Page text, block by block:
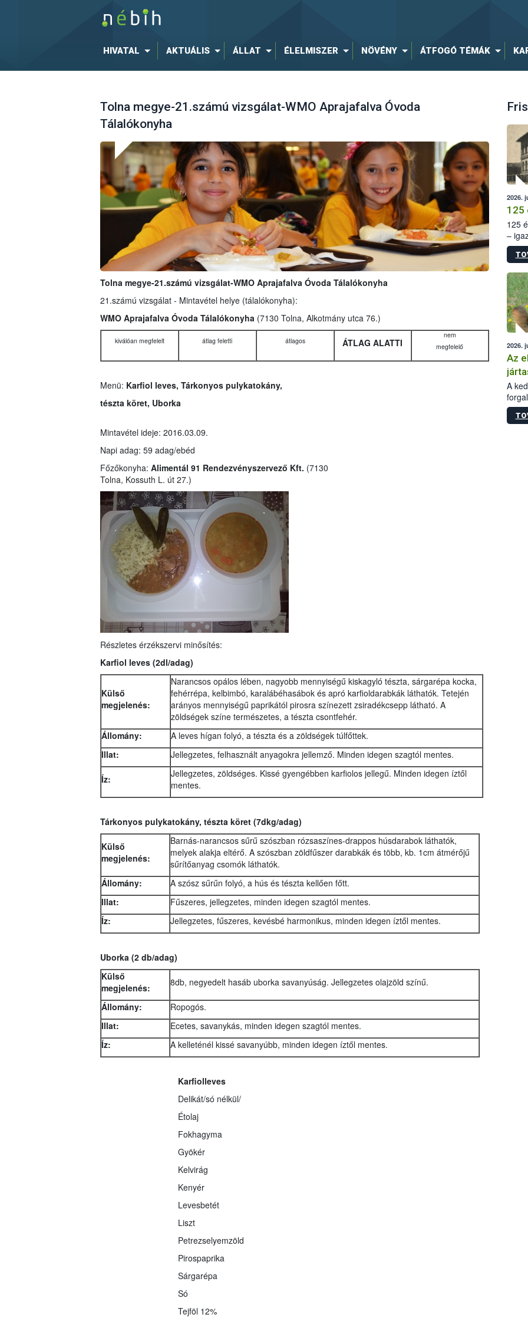
HIVATAL AKTUÁLIS ÁLLAT ÉLELMISZER NÖVÉNY ÁTFOGÓ TÉMÁK
Tolna megye-21.számú vizsgálat-WMO Aprajafalva Óvoda
Tálalókonyha
Tolna megye-21.számú vizsgálat-WMO Aprajafalva Óvoda Tálalókonyha
21.számú vizsgálat - Mintavétel helye (tálalókonyha):
WMO Aprajafalva Óvoda Tálalókonyha (7130 Tolna, Alkotmány utca 76.)
kiválóan megfelelt átlag feletti átlagos ÁTLAG ALATTI
nem
megfelelő
Menü: Karfiol leves, Tárkonyos pulykatokány,
tészta köret, Uborka
Mintavétel ideje: 2016.03.09.
Napi adag: 59 adag/ebéd
Főzőkonyha: Alimentál 91 Rendezvényszervező Kft. (7130
Tolna, Kossuth L. út 27.)
Részletes érzékszervi minősítés:
Karfiol leves (2dl/adag)
Külső
megjelenés:
Narancsos opálos lében, nagyobb mennyiségű kiskagyló tészta, sárgarépa kocka,
fehérrépa, kelbimbó, karalábéhasábok és apró karfioldarabkák láthatók. Tetején
arányos mennyiségű paprikától pirosra színezett zsiradékcsepp látható. A
zöldségek színe természetes, a tészta csontfehér.
Állomány:
A leves hígan folyó, a tészta és a zöldségek túlfőttek.
Illat:
Jellegzetes, felhasznált anyagokra jellemző. Minden idegen szagtól mentes.
Íz:
Jellegzetes, zöldséges. Kissé gyengébben karfiolos jellegű. Minden idegen íztől
mentes.
Tárkonyos pulykatokány, tészta köret (7dkg/adag)
Külső
megjelenés:
Barnás-narancsos sűrű szószban rózsaszínes-drappos húsdarabok láthatók,
melyek alakja eltérő. A szószban zöldfűszer darabkák és több, kb. 1cm átmérőjű
sűrítőanyag csomók láthatók.
Állomány:
A szósz sűrűn folyó, a hús és tészta kellően főtt.
Illat:
Fűszeres, jellegzetes, minden idegen szagtól mentes.
Íz:
Jellegzetes, fűszeres, kevésbé harmonikus, minden idegen íztől mentes.
Uborka (2 db/adag)
Külső
megjelenés:
8db, negyedelt hasáb uborka savanyúság. Jellegzetes olajzöld színű.
Állomány:
Ropogós.
Illat:
Ecetes, savanykás, minden idegen szagtól mentes.
Íz:
A kelleténél kissé savanyúbb, minden idegen íztől mentes.
Karfiolleves
Delikát/só nélkül/
Étolaj
Fokhagyma
Gyökér
Kelvirág
Kenyér
Levesbetét
Liszt
Petrezselyemzöld
Pirospaprika
Sárgarépa
Só
Tejföl 12%
2026.
125
125
–
15.
2026.
Az
A